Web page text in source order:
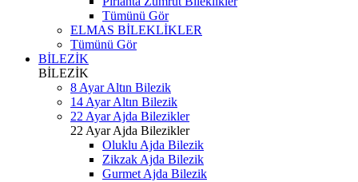
Tümünü Gör
ELMAS BİLEKLİKLER
Tümünü Gör
BİLEZİK
BİLEZİK
8 Ayar Altın Bilezik
14 Ayar Altın Bilezik
22 Ayar Ajda Bilezikler
22 Ayar Ajda Bilezikler
Oluklu Ajda Bilezik
Zikzak Ajda Bilezik
Gurmet Ajda Bilezik